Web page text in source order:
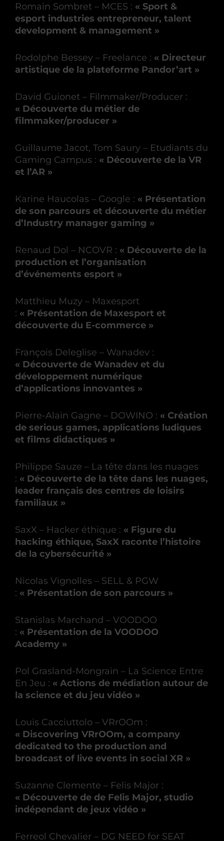
Romain Sombret – MCES : « Sport &
esport industries entrepreneur, talent
development & management »
Rodolphe Bessey – Freelance : « Directeur
artistique de la plateforme Pandor’art »
David Guionet – Filmmaker/Producer :
« Découverte du métier de
filmmaker/producer »
Guillaume Jacot, Tom Saury – Etudiants du
Gaming Campus : « Découverte de la VR
et l’AR »
Karine Haucolas – Google : « Présentation
de son parcours et découverte du métier
d’Industry manager gaming »
Renaud Dol – NCOVR : « Découverte de la
production et l’organisation
d’événements esport »
Matthieu Muzy – Maxesport
: « Présentation de Maxesport et
découverte du E-commerce »
François Deleglise – Wanadev :
« Découverte de Wanadev et du
développement numérique
d’applications innovantes »
Pierre-Alain Gagne – DOWINO : « Création
de serious games, applications ludiques
et films didactiques »
Philippe Sauze – La tête dans les nuages
: « Découverte de la tête dans les nuages,
leader français des centres de loisirs
familiaux »
SaxX – Hacker éthique : « Figure du
hacking éthique, SaxX raconte l’histoire
de la cybersécurité »
Nicolas Vignolles – SELL & PGW
: « Présentation de son parcours »
Stanislas Marchand – VOODOO
: « Présentation de la VOODOO
Academy »
Pol Grasland-Mongrain – La Science Entre
En Jeu : « Actions de médiation autour de
la science et du jeu vidéo »
Louis Cacciuttolo – VRrOOm :
« Discovering VRrOOm, a company
dedicated to the production and
broadcast of live events in social XR »
Suzanne Clemente – Felis Major :
« Découverte de de Felis Major, studio
indépendant de jeux vidéo »
Ferreol Chevalier – DG NEED for SEAT